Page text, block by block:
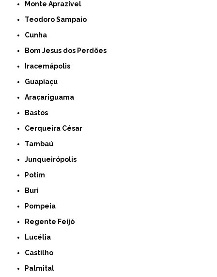
Monte Aprazível
Teodoro Sampaio
Cunha
Bom Jesus dos Perdões
Iracemápolis
Guapiaçu
Araçariguama
Bastos
Cerqueira César
Tambaú
Junqueirópolis
Potim
Buri
Pompeia
Regente Feijó
Lucélia
Castilho
Palmital